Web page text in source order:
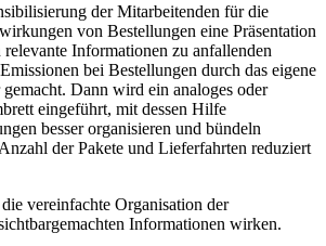
der Mitarbeitenden für die
von Bestellungen eine Präsentation
Informationen zu anfallenden
bei Bestellungen durch das eigene
Dann wird ein analoges oder
eingeführt, mit dessen Hilfe
besser organisieren und bündeln
der Pakete und Lieferfahrten reduziert
vereinfachte Organisation der
Informationen wirken.